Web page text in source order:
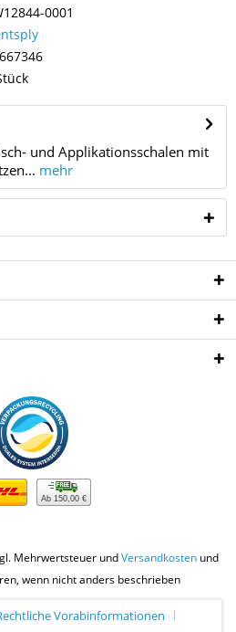
0001
und Applikationsschalen mit
mehr
Ab 150,00 €
Mehrwertsteuer undVersandkostenund
wenn nicht anders beschrieben
Vorabinformationen